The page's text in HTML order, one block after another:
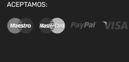
ACEPTAMOS: